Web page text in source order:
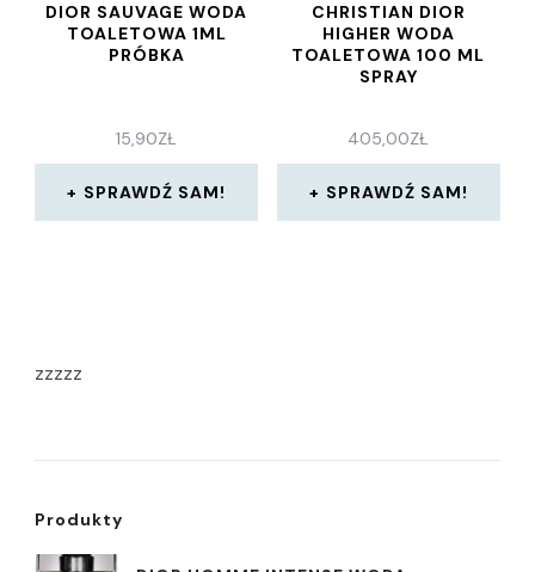
DIOR SAUVAGE WODA
TOALETOWA 1ML
PRÓBKA
15,90ZŁ
SPRAWDŹ SAM!
CHRISTIAN DIOR
HIGHER WODA
TOALETOWA 100 ML
SPRAY
405,00ZŁ
SPRAWDŹ SAM!
zzzzz
Produkty